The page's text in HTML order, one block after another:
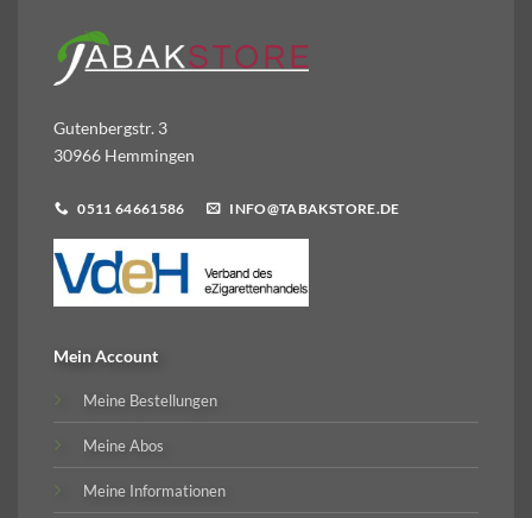
Gutenbergstr. 3
30966 Hemmingen
0511 64661586 INFO@TABAKSTORE.DE
Mein Account
Meine Bestellungen
Meine Abos
Meine Informationen